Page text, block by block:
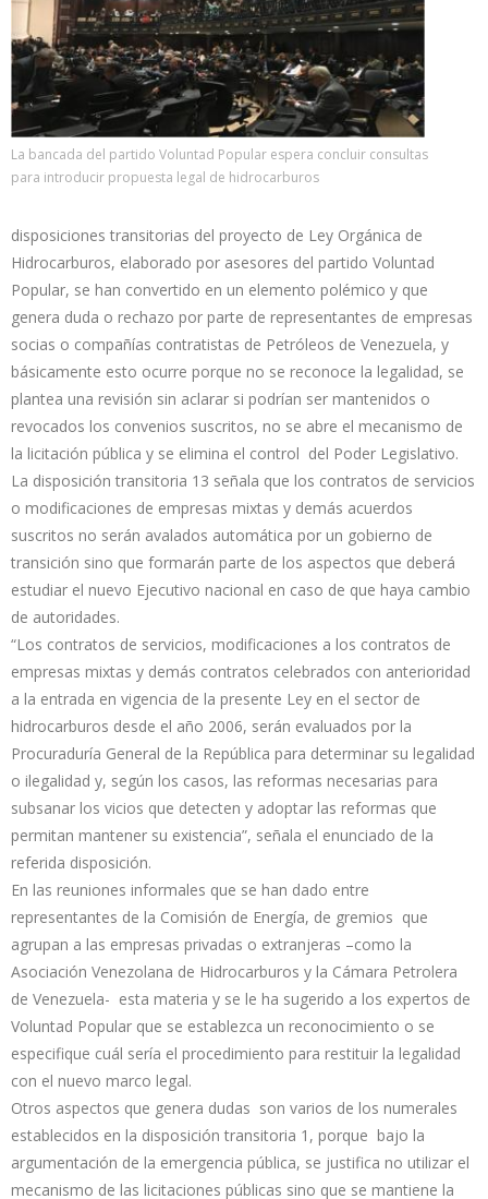
La bancada del partido Voluntad Popular espera concluir consultas
para introducir propuesta legal de hidrocarburos
disposiciones transitorias del proyecto de Ley Orgánica de
Hidrocarburos, elaborado por asesores del partido Voluntad
Popular, se han convertido en un elemento polémico y que
genera duda o rechazo por parte de representantes de empresas
socias o compañías contratistas de Petróleos de Venezuela, y
básicamente esto ocurre porque no se reconoce la legalidad, se
plantea una revisión sin aclarar si podrían ser mantenidos o
revocados los convenios suscritos, no se abre el mecanismo de
la licitación pública y se elimina el control del Poder Legislativo.
La disposición transitoria 13 señala que los contratos de servicios
o modificaciones de empresas mixtas y demás acuerdos
suscritos no serán avalados automática por un gobierno de
transición sino que formarán parte de los aspectos que deberá
estudiar el nuevo Ejecutivo nacional en caso de que haya cambio
de autoridades.
“Los contratos de servicios, modificaciones a los contratos de
empresas mixtas y demás contratos celebrados con anterioridad
a la entrada en vigencia de la presente Ley en el sector de
hidrocarburos desde el año 2006, serán evaluados por la
Procuraduría General de la República para determinar su legalidad
o ilegalidad y, según los casos, las reformas necesarias para
subsanar los vicios que detecten y adoptar las reformas que
permitan mantener su existencia”, señala el enunciado de la
referida disposición.
En las reuniones informales que se han dado entre
representantes de la Comisión de Energía, de gremios que
agrupan a las empresas privadas o extranjeras –como la
Asociación Venezolana de Hidrocarburos y la Cámara Petrolera
de Venezuela- esta materia y se le ha sugerido a los expertos de
Voluntad Popular que se establezca un reconocimiento o se
especifique cuál sería el procedimiento para restituir la legalidad
con el nuevo marco legal.
Otros aspectos que genera dudas son varios de los numerales
establecidos en la disposición transitoria 1, porque bajo la
argumentación de la emergencia pública, se justifica no utilizar el
mecanismo de las licitaciones públicas sino que se mantiene la